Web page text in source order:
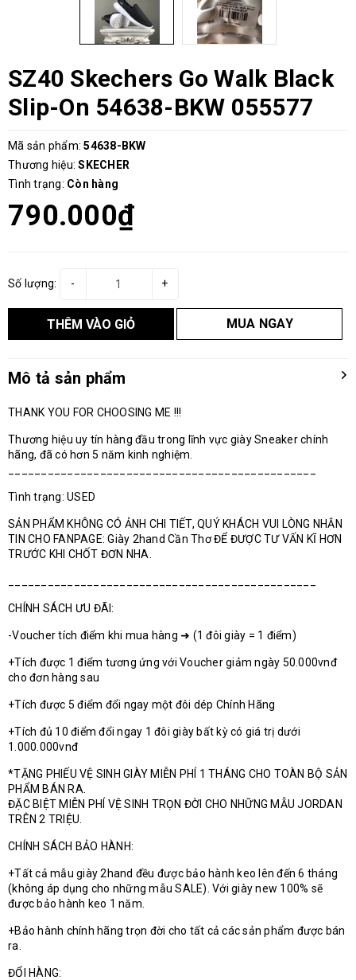
SZ40 Skechers Go Walk Black
Slip-On 54638-BKW 055577
Mã sản phẩm: 54638-BKW
Thương hiệu: SKECHER
Tình trạng: Còn hàng
790.000₫
Số lượng: +
-
THÊM VÀO GIỎ MUA NGAY
Mô tả sản phẩm
THANK YOU FOR CHOOSING ME !!!
Thương hiệu uy tín hàng đầu trong lĩnh vực giày Sneaker chính
hãng, đã có hơn 5 năm kinh nghiệm.
Tình trạng: USED
SẢN PHẨM KHÔNG CÓ ẢNH CHI TIẾT, QUÝ KHÁCH VUI LÒNG NHẮN
TIN CHO FANPAGE: Giày 2hand Cần Thơ ĐỂ ĐƯỢC TƯ VẤN KĨ HƠN
TRƯỚC KHI CHỐT ĐƠN NHA.
CHÍNH SÁCH ƯU ĐÃI:
-Voucher tích điểm khi mua hàng ➜ (1 đôi giày = 1 điểm)
+Tích được 1 điểm tương ứng với Voucher giảm ngày 50.000vnđ
cho đơn hàng sau
+Tích được 5 điểm đổi ngay một đôi dép Chính Hãng
+Tích đủ 10 điểm đổi ngay 1 đôi giày bất kỳ có giá trị dưới
1.000.000vnđ
*TẶNG PHIẾU VỆ SINH GIÀY MIỄN PHÍ 1 THÁNG CHO TOÀN BỘ SẢN
PHẨM BÁN RA.
ĐẶC BIỆT MIỄN PHÍ VỆ SINH TRỌN ĐỜI CHO NHỮNG MẪU JORDAN
TRÊN 2 TRIỆU.
CHÍNH SÁCH BẢO HÀNH:
+Tất cả mẫu giày 2hand đều được bảo hành keo lên đến 6 tháng
(không áp dụng cho những mẫu SALE). Với giày new 100% sẽ
được bảo hành keo 1 năm.
+Bảo hành chính hãng trọn đời cho tất cả các sản phẩm được bán
ra.
ĐỔI HÀNG: